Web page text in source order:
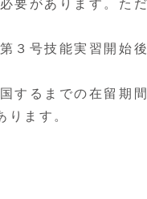
要があります。た
３号技能実習開始
るまでの在留期間
ます。